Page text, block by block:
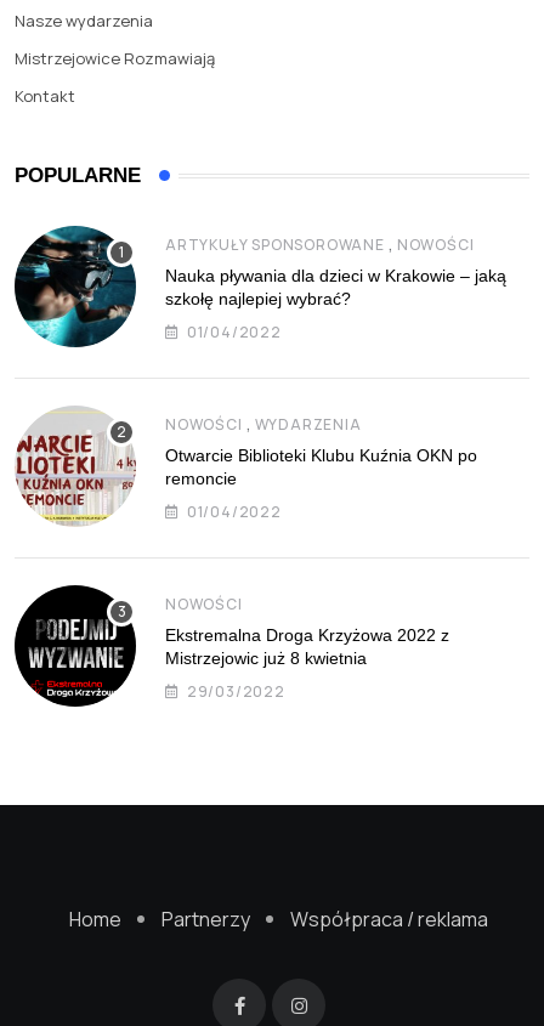
Nasze wydarzenia
Mistrzejowice Rozmawiają
Kontakt
POPULARNE
ARTYKUŁY SPONSOROWANE , NOWOŚCI
Nauka pływania dla dzieci w Krakowie – jaką
szkołę najlepiej wybrać?
01/04/2022
NOWOŚCI , WYDARZENIA
Otwarcie Biblioteki Klubu Kuźnia OKN po
remoncie
01/04/2022
NOWOŚCI
Ekstremalna Droga Krzyżowa 2022 z
Mistrzejowic już 8 kwietnia
29/03/2022
Home Partnerzy Współpraca / reklama